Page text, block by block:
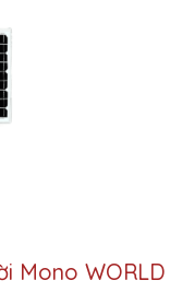
Mono WORLD